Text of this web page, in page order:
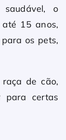
saudável, o
até 15 anos,
os pets,
de cão,
para certas